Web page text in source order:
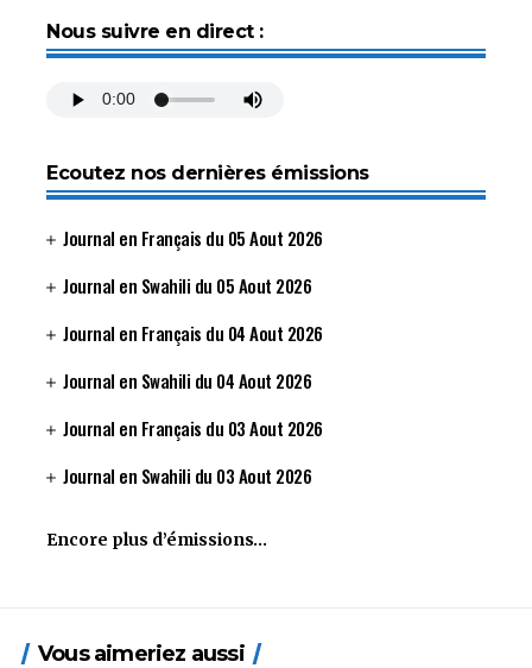
Nous suivre en direct :
Ecoutez nos dernières émissions
Journal en Français du 05 Aout 2026
Journal en Swahili du 05 Aout 2026
Journal en Français du 04 Aout 2026
Journal en Swahili du 04 Aout 2026
Journal en Français du 03 Aout 2026
Journal en Swahili du 03 Aout 2026
Encore plus d’émissions…
Vous aimeriez aussi